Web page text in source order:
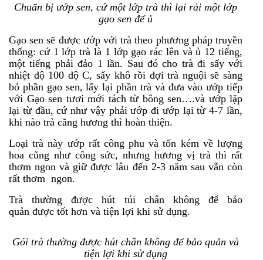
Chuẩn bị ướp sen, cứ một lớp trà thì lại rải một lớp
gạo sen để ủ
Gạo sen sẽ được ướp với trà theo phương pháp truyền
thống: cứ 1 lớp trà là 1 lớp gạo rác lên và ủ 12 tiếng,
một tiếng phải đảo 1 lần. Sau đó cho trà đi sấy với
nhiệt độ 100 độ C, sấy khô rồi đợi trà nguội sẽ sàng
bỏ phần gạo sen, lấy lại phần trà và đưa vào ướp tiếp
với Gạo sen tươi mới tách từ bông sen….và ướp lặp
lại từ đầu, cứ như vậy phải ướp đi ướp lại từ 4-7 lần,
khi nào trà căng hương thì hoàn thiện.
Loại trà này ướp rất công phu và tốn kém về lượng
hoa cũng như công sức, nhưng hương vị trà thì rất
thơm ngon và giữ được lâu đến 2-3 năm sau vẫn còn
rất thơm ngon.
Trà thường được hút túi chân không để bảo
quản được tốt hơn và tiện lợi khi sử dụng.
Gói trà thường được hút chân không để bảo quản và
tiện lợi khi sử dụng